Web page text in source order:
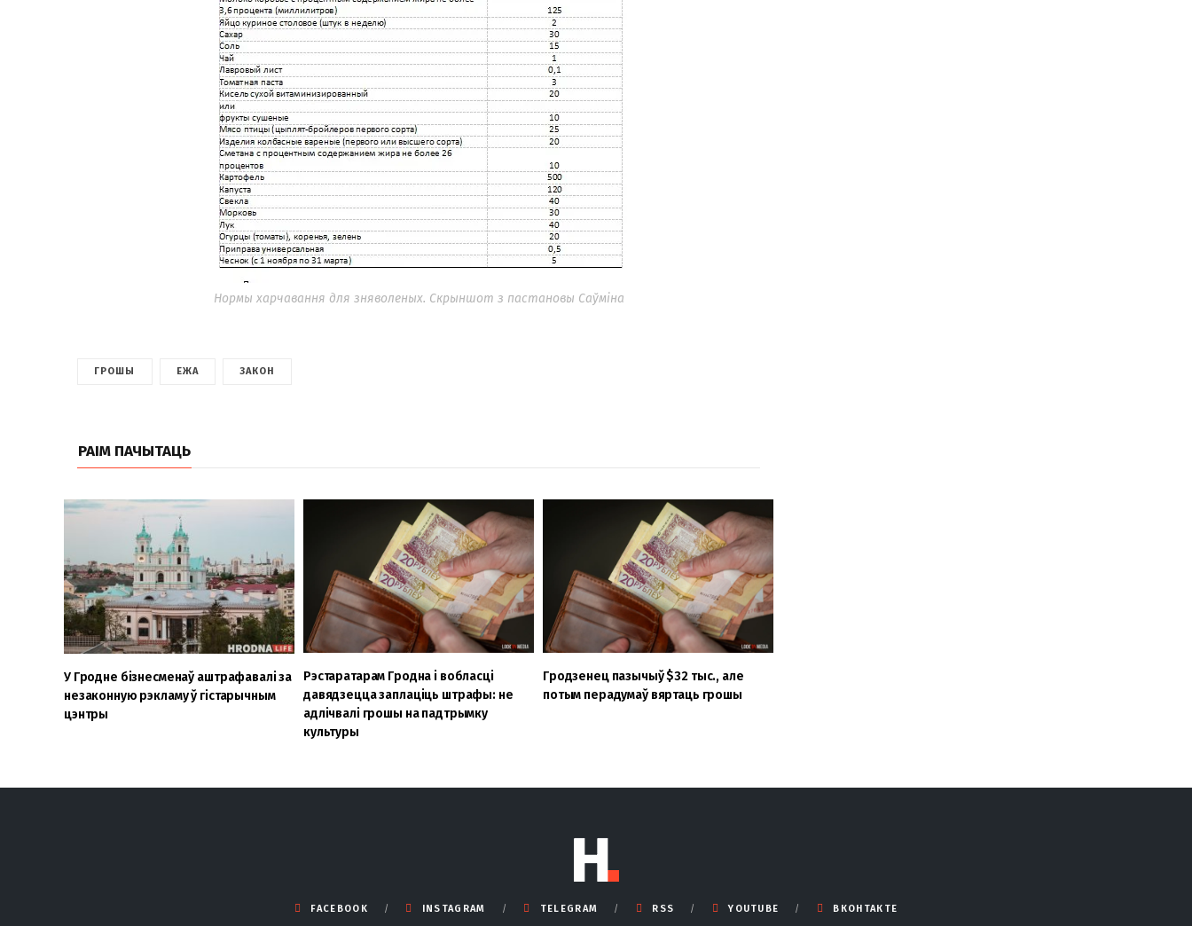
Нормы харчавання для зняволеных. Скрыншот з пастановы Саўміна
ГРОШЫ ЕЖА ЗАКОН
РАІМ ПАЧЫТАЦЬ
У Гродне бізнесменаў аштрафавалі за
незаконную рэкламу ў гістарычным
цэнтры
Рэстаратарам Гродна і вобласці
давядзецца заплаціць штрафы: не
адлічвалі грошы на падтрымку
культуры
Гродзенец пазычыў $32 тыс., але
потым перадумаў вяртаць грошы
FACEBOOK INSTAGRAM TELEGRAM RSS YOUTUBE ВКОНТАКТЕ